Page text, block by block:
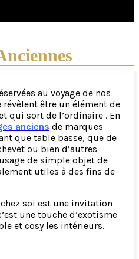
au voyage de nos
révèlent être un élément de
qui sort de l’ordinaire . En
anciens de marques
que table basse, que de
ou bien d’autres
de simple objet de
utiles à des fins de
soi est une invitation
une touche d’exotisme
et cosy les intérieurs.
de luxe ou anonyme,